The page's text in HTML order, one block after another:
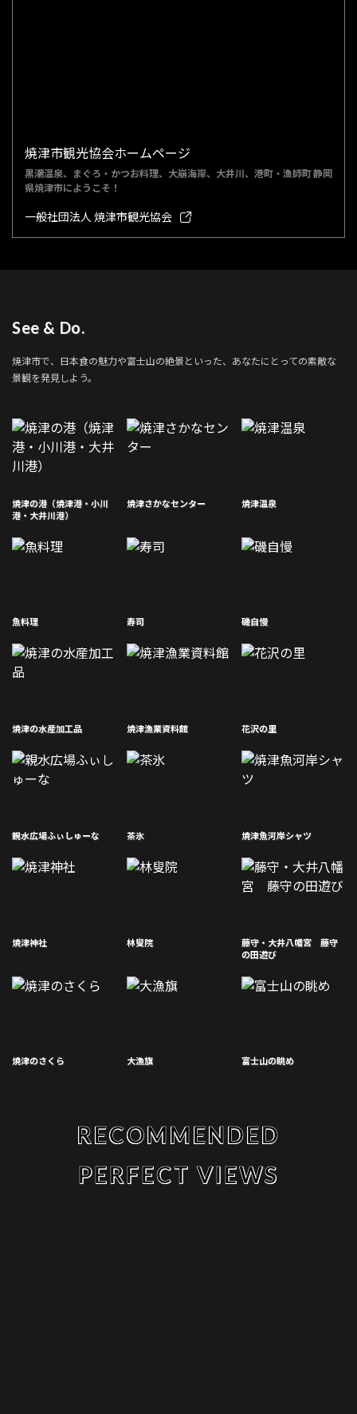
焼津市観光協会ホームページ
黒潮温泉、まぐろ・かつお料理、大崩海岸、大井川、港町・漁師町 静岡
県焼津市にようこそ！
一般社団法人 焼津市観光協会
See & Do.
焼津市で、日本食の魅力や富士山の絶景といった、あなたにとっての素敵な
景観を発見しよう。
焼津の港（焼津港・小川
港・大井川港）
焼津さかなセンター 焼津温泉
魚料理 寿司 磯自慢
焼津の水産加工品 焼津漁業資料館 花沢の里
親水広場ふぃしゅーな 茶氷 焼津魚河岸シャツ
焼津神社 林叟院
藤守・大井八幡宮 藤守
の田遊び
焼津のさくら 大漁旗 富士山の眺め
RECOMMENDED
PERFECT VIEWS